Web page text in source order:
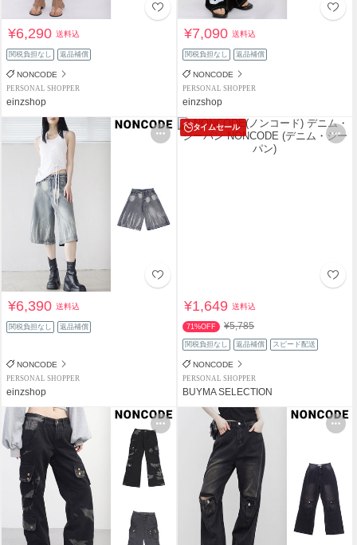
¥6,290送料込
関税負担なし 返品補償
NONCODE
PERSONAL SHOPPER
einzshop
¥7,090送料込
関税負担なし 返品補償
NONCODE
PERSONAL SHOPPER
einzshop
¥6,390送料込
関税負担なし 返品補償
NONCODE
PERSONAL SHOPPER
einzshop
タイムセール
¥1,649送料込
71%OFF ¥5,785
関税負担なし 返品補償 スピード配送
NONCODE
PERSONAL SHOPPER
BUYMA SELECTION